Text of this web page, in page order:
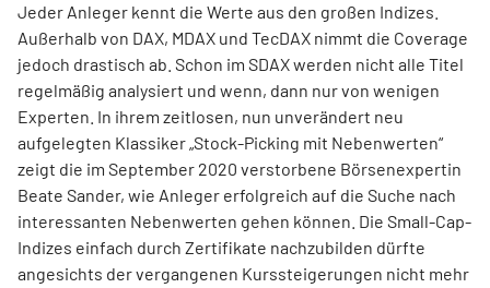
Jeder Anleger kennt die Werte aus den großen Indizes.
Außerhalb von DAX, MDAX und TecDAX nimmt die Coverage
jedoch drastisch ab. Schon im SDAX werden nicht alle Titel
regel­mäßig analysiert und wenn, dann nur von wenigen
Experten. In ihrem zeitlosen, nun unverändert neu
aufgelegten Klassiker „Stock-Picking mit Nebenwerten“
zeigt die im September 2020 verstorbene Börsenexpertin
Beate Sander, wie Anleger erfolgreich auf die Suche nach
interessanten Nebenwerten gehen können. Die Small-Cap-
Indizes einfach durch Zertifikate nachzubilden dürfte
angesichts der vergangenen Kurssteiger­ungen nicht mehr